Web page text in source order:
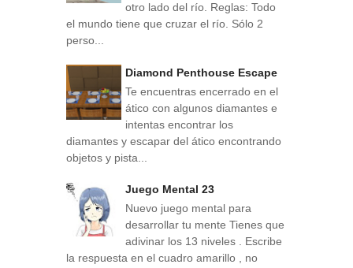
otro lado del río. Reglas: Todo
el mundo tiene que cruzar el río. Sólo 2
perso...
Diamond Penthouse Escape
Te encuentras encerrado en el
ático con algunos diamantes e
intentas encontrar los
diamantes y escapar del ático encontrando
objetos y pista...
Juego Mental 23
Nuevo juego mental para
desarrollar tu mente Tienes que
adivinar los 13 niveles . Escribe
la respuesta en el cuadro amarillo , no